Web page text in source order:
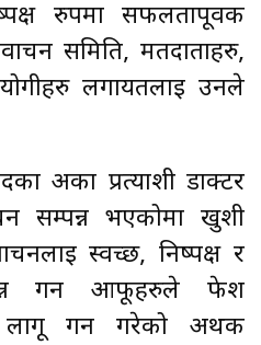
रुपमा सफलतापूर्वक
समिति, मतदाताहरु,
लगायतलाई उनले
अर्का प्रत्याशी डाक्टर
सम्पन्न भएकोमा खुशी
स्वच्छ, निष्पक्ष र
गर्न आफूहरुले फेश
लागू गर्न गरेको अथक